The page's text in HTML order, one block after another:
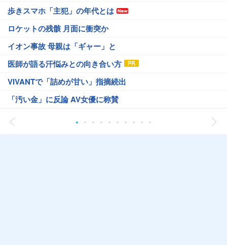
歩きスマホ「主犯」の年代とは
ロケットの残骸 月面に衝突か
イオン事故 母親は「ギャー」と
医師が語る汗悩みとの向き合い方
VIVANTで「詰めが甘い」指摘続出
「汚い金」に反論 AV女優に称賛